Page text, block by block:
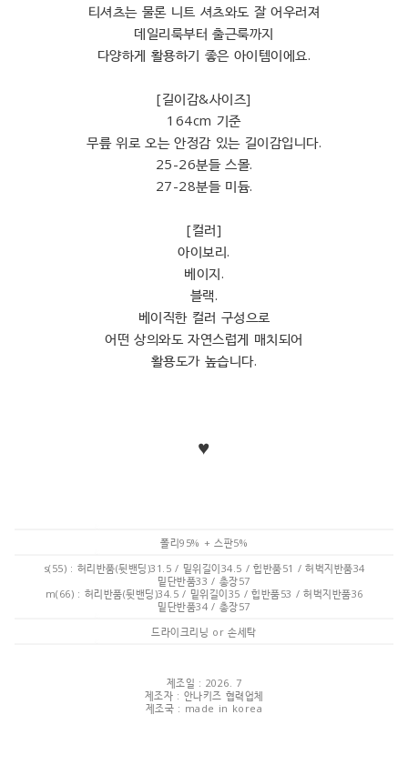
티셔츠는 물론 니트 셔츠와도 잘 어우러져
데일리룩부터 출근룩까지
다양하게 활용하기 좋은 아이템이에요.
[길이감&사이즈]
164cm 기준
무릎 위로 오는 안정감 있는 길이감입니다.
25-26분들 스몰.
27-28분들 미듐.
[컬러]
아이보리.
베이지.
블랙.
베이직한 컬러 구성으로
어떤 상의와도 자연스럽게 매치되어
활용도가 높습니다.
♥
폴리95% + 스판5%
s(55) : 허리반품(뒷밴딩)31.5 / 밑위길이34.5 / 힙반품51 / 허벅지반품34
밑단반품33 / 총장57
m(66) : 허리반품(뒷밴딩)34.5 / 밑위길이35 / 힙반품53 / 허벅지반품36
밑단반품34 / 총장57
드라이크리닝 or 손세탁
제조일 : 2026. 7
제조자 : 안나키즈 협력업체
제조국 : made in korea